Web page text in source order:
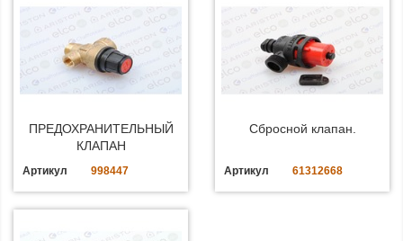
ПРЕДОХРАНИТЕЛЬНЫЙ
КЛАПАН
Артикул 998447
Сбросной клапан.
Артикул 61312668